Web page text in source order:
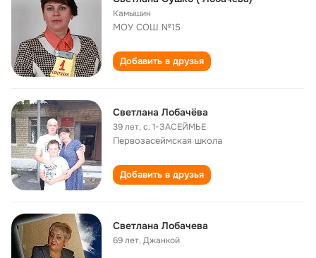
Камышин
МОУ СОШ №15
Добавить в друзья
Светлана Лобачёва
39 лет,с. 1-ЗАСЕЙМЬЕ
Первозасеймская школа
Добавить в друзья
Светлана Лобачева
69 лет,Джанкой